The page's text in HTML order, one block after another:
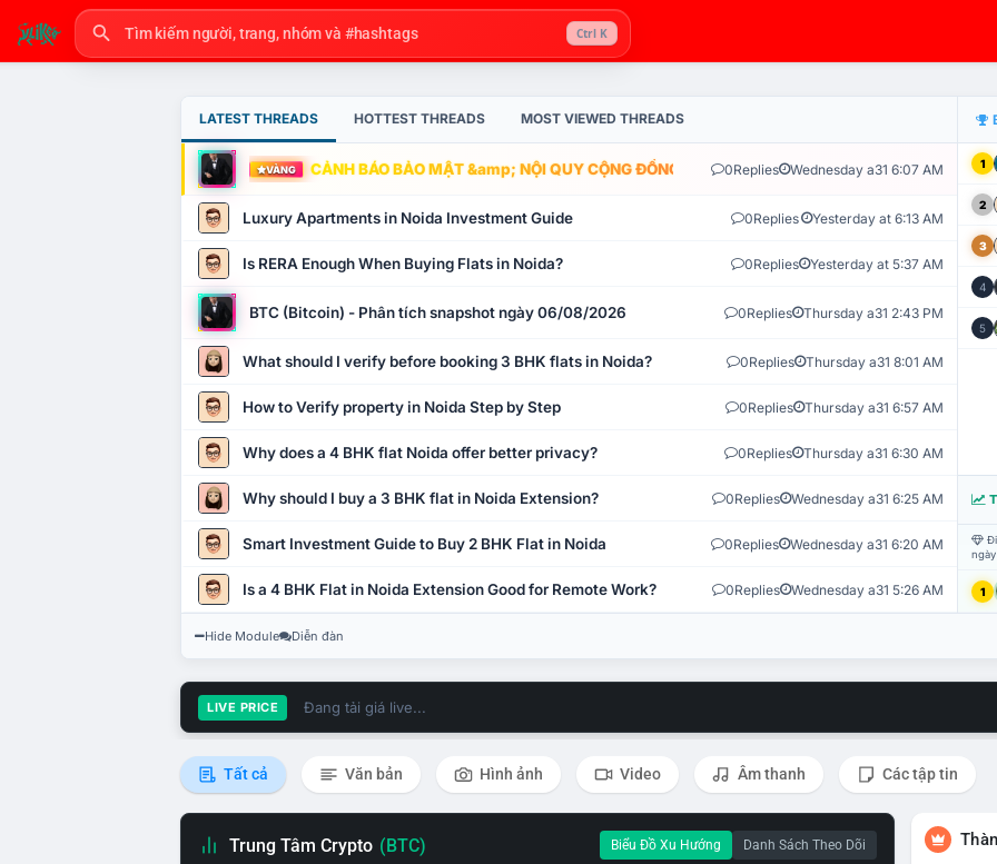
Ctrl K
LATEST THREADS HOTTEST THREADS MOST VIEWED THREADS
VÀNG CẢNH BÁO BẢO MẬT &amp; NỘI QUY CỘNG ĐỒNG VLIKE.VN: HỆ THỐNG GIÁM SÁT TỰ
0Replies Wednesday a31 6:07 AM
Luxury Apartments in Noida Investment Guide 0Replies Yesterday at 6:13 AM
Is RERA Enough When Buying Flats in Noida? 0Replies Yesterday at 5:37 AM
BTC (Bitcoin) - Phân tích snapshot ngày 06/08/2026 0Replies Thursday a31 2:43 PM
What should I verify before booking 3 BHK flats in Noida? 0Replies Thursday a31 8:01 AM
How to Verify property in Noida Step by Step 0Replies Thursday a31 6:57 AM
Why does a 4 BHK flat Noida offer better privacy? 0Replies Thursday a31 6:30 AM
Why should I buy a 3 BHK flat in Noida Extension? 0Replies Wednesday a31 6:25 AM
Smart Investment Guide to Buy 2 BHK Flat in Noida 0Replies Wednesday a31 6:20 AM
Is a 4 BHK Flat in Noida Extension Good for Remote Work? 0Replies Wednesday a31 5:26 AM
1
2
3
4
5
1
Hide Module Diễn đàn
LIVE PRICE Đang tải giá live...
Tất cả Văn bản Hình ảnh Video Âm thanh Các tập tin
Trung Tâm Crypto (BTC) Biểu Đồ Xu Hướng Danh Sách Theo Dõi